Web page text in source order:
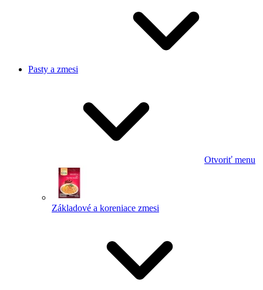
Pasty a zmesi
Otvoriť menu
Základové a koreniace zmesi